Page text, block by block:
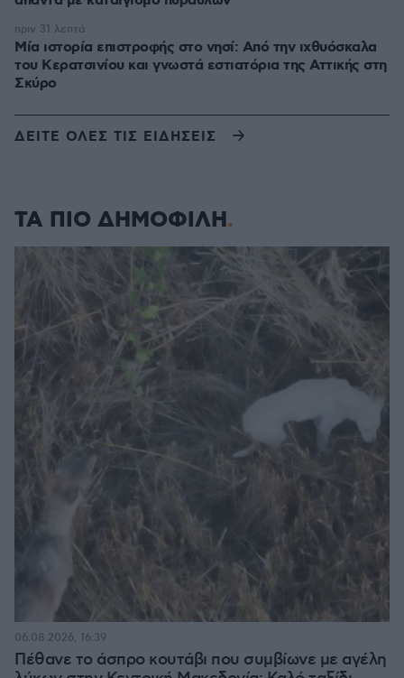
Μία ιστορία επιστροφής στο νησί: Από την ιχθυόσκαλα
του Κερατσινίου και γνωστά εστιατόρια της Αττικής στη
Σκύρο
πριν 31 λεπτά
ΔΕΙΤΕ ΟΛΕΣ ΤΙΣ ΕΙΔΗΣΕΙΣ
ΤΑ ΠΙΟ ΔΗΜΟΦΙΛΗ
Πέθανε το άσπρο κουτάβι που συμβίωνε με αγέλη
06.08.2026, 16:39